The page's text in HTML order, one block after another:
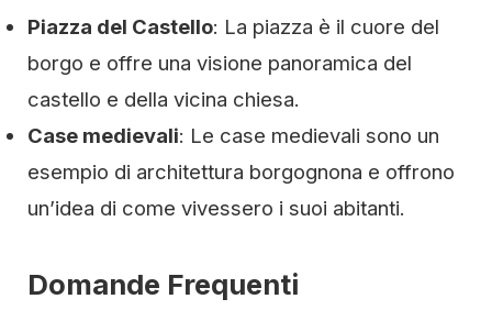
Piazza del Castello: La piazza è il cuore del
borgo e offre una visione panoramica del
castello e della vicina chiesa.
Case medievali: Le case medievali sono un
esempio di architettura borgognona e offrono
un’idea di come vivessero i suoi abitanti.
Domande Frequenti